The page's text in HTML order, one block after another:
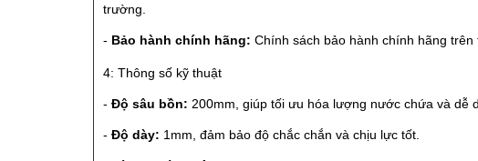
trường.
- Bảo hành chính hãng: Chính sách bảo hành chính hãng
4: Thông số kỹ thuật
- Độ sâu bồn: 200mm, giúp tối ưu hóa lượng nước chứa và dễ
- Độ dày: 1mm, đảm bảo độ chắc chắn và chịu lực tốt.